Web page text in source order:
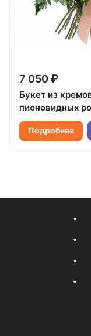
7 050 ₽
Букет из
пионовидных
Подробнее